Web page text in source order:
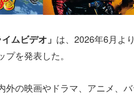
ムビデオ」 は、2026年6月よ
を発表した。
外の映画やドラマ、アニメ、